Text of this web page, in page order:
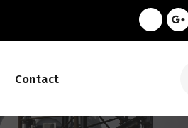
Contact